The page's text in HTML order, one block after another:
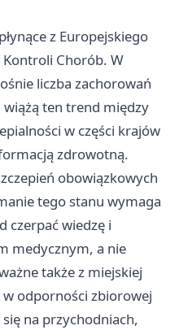
z Europejskiego
Chorób. W
liczba zachorowań
ten trend między
w części krajów
zdrowotną.
obowiązkowych
tego stanu wymaga
czerpać wiedzę i
medycznym, a nie
także z miejskiej
odporności zbiorowej
na przychodniach,